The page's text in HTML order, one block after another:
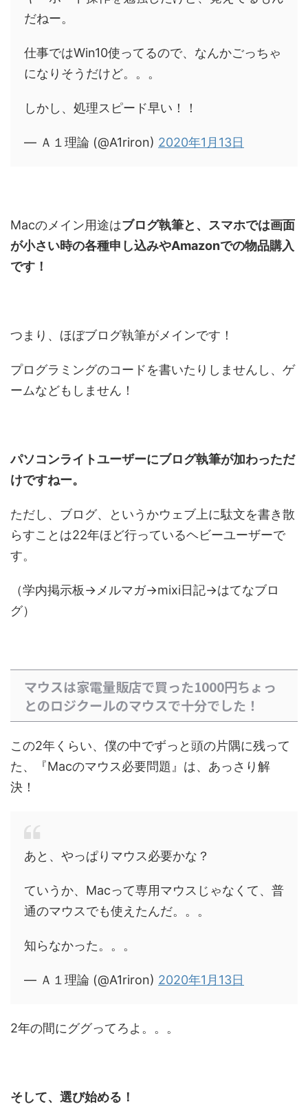
だねー。
仕事ではWin10使ってるので、なんかごっちゃ
になりそうだけど。。。
しかし、処理スピード早い！！
— Ａ１理論 (@A1riron) 2020年1月13日
Macのメイン用途はブログ執筆と、スマホでは画面
が小さい時の各種申し込みやAmazonでの物品購入
です！
つまり、ほぼブログ執筆がメインです！
プログラミングのコードを書いたりしませんし、ゲ
ームなどもしません！
パソコンライトユーザーにブログ執筆が加わっただ
けですねー。
ただし、ブログ、というかウェブ上に駄文を書き散
らすことは22年ほど行っているヘビーユーザーで
す。
（学内掲示板→メルマガ→mixi日記→はてなブロ
グ）
マウスは家電量販店で買った1000円ちょっ
とのロジクールのマウスで十分でした！
この2年くらい、僕の中でずっと頭の片隅に残って
た、『Macのマウス必要問題』は、あっさり解
決！
あと、やっぱりマウス必要かな？
ていうか、Macって専用マウスじゃなくて、普
通のマウスでも使えたんだ。。。
知らなかった。。。
— Ａ１理論 (@A1riron) 2020年1月13日
2年の間にググってろよ。。。
そして、選び始める！